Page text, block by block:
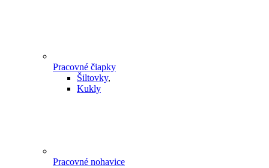
Pracovné čiapky
Šiltovky,
Kukly
Pracovné nohavice